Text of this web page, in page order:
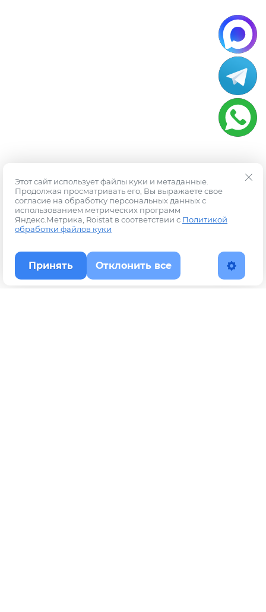
Этот сайт использует файлы куки и метаданные.
Продолжая просматривать его, Вы выражаете свое
согласие на обработку персональных данных с
использованием метрических программ
Яндекс.Метрика, Roistat в соответствии с Политикой
обработки файлов куки
Принять Отклонить все